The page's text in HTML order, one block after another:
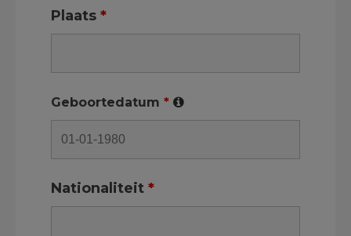
Plaats *
Geboortedatum *
Nationaliteit *